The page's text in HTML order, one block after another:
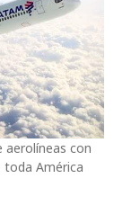
aerolíneas con
toda América